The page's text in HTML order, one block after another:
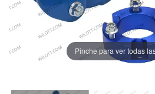
Pinche para ver todas